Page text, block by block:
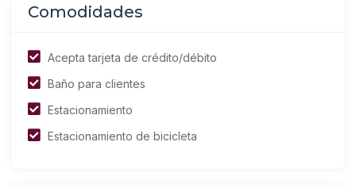
Comodidades
Acepta tarjeta de crédito/débito
Baño para clientes
Estacionamiento
Estacionamiento de bicicleta